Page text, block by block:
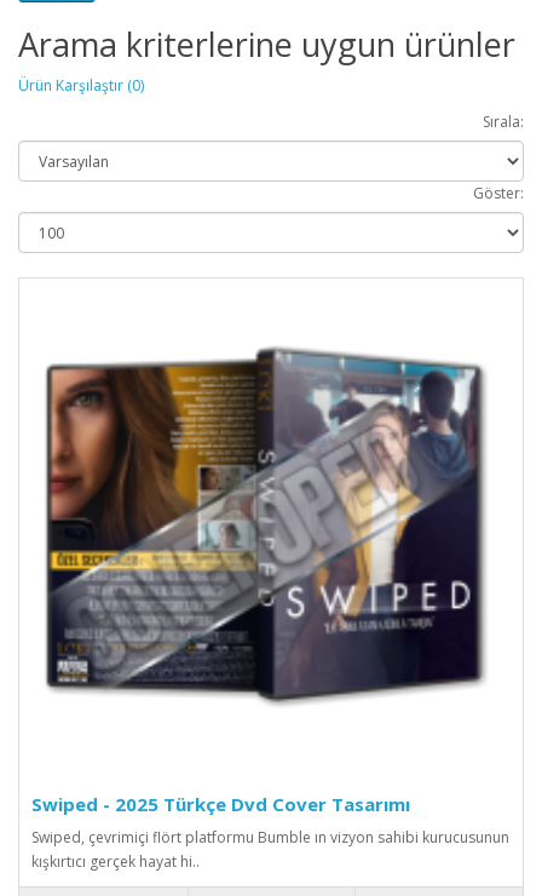
Arama kriterlerine uygun ürünler
Ürün Karşılaştır (0)
Sırala:
Göster:
Swiped - 2025 Türkçe Dvd Cover Tasarımı
Swiped, çevrimiçi flört platformu Bumble ın vizyon sahibi kurucusunun
kışkırtıcı gerçek hayat hi..